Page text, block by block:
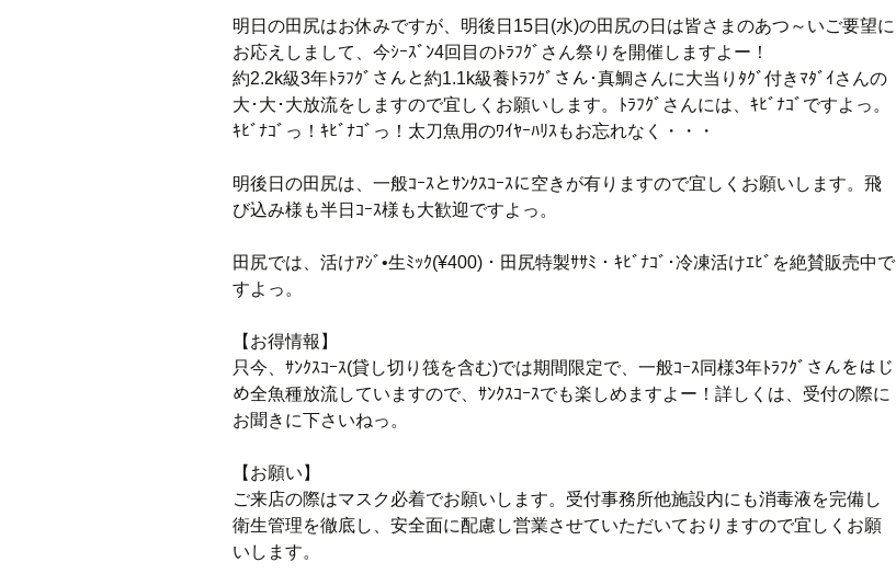
明日の田尻はお休みですが、明後日15日(水)の田尻の日は皆さまのあつ～いご要望に
お応えしまして、今ｼｰｽﾞﾝ4回目のﾄﾗﾌｸﾞさん祭りを開催しますよー！
約2.2k級3年ﾄﾗﾌｸﾞさんと約1.1k級養ﾄﾗﾌｸﾞさん･真鯛さんに大当りﾀｸﾞ付きﾏﾀﾞｲさんの
大･大･大放流をしますので宜しくお願いします。ﾄﾗﾌｸﾞさんには、ｷﾋﾞﾅｺﾞですよっ。
ｷﾋﾞﾅｺﾞっ！ｷﾋﾞﾅｺﾞっ！太刀魚用のﾜｲﾔｰﾊﾘｽもお忘れなく・・・
明後日の田尻は、一般ｺｰｽとｻﾝｸｽｺｰｽに空きが有りますので宜しくお願いします。飛
び込み様も半日ｺｰｽ様も大歓迎ですよっ。
田尻では、活けｱｼﾞ•生ﾐｯｸ(¥400)・田尻特製ｻｻﾐ・ｷﾋﾞﾅｺﾞ･冷凍活けｴﾋﾞを絶賛販売中で
すよっ。
【お得情報】
只今、ｻﾝｸｽｺｰｽ(貸し切り筏を含む)では期間限定で、一般ｺｰｽ同様3年ﾄﾗﾌｸﾞさんをはじ
め全魚種放流していますので、ｻﾝｸｽｺｰｽでも楽しめますよー！詳しくは、受付の際に
お聞きに下さいねっ。
【お願い】
ご来店の際はマスク必着でお願いします。受付事務所他施設内にも消毒液を完備し
衛生管理を徹底し、安全面に配慮し営業させていただいておりますので宜しくお願
いします。